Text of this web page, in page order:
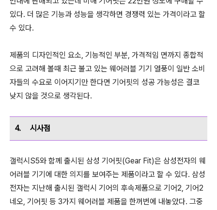
있다. 더 많은 기능과 성능을 생각하면 경쟁력 있는 가격이라고 할
수 있다.
제품의 디자인적인 요소, 기능적인 부분, 가격적임 면까지 종합적
으로 고려해 볼때 최근 불고 있는 웨어러블 기기 열풍이 일반 소비
자들의 수요로 이어지기만 한다면 기어핏의 성공 가능성은 결코
낮지 않을 것으로 생각된다.
4. 시사점
갤럭시S5와 함께 출시된 삼성 기어핏(Gear Fit)은 삼성전자의 웨
어러블 기기에 대한 의지를 보여주는 제품이라고 할 수 있다. 삼성
전자는 지난해 출시된 갤럭시 기어의 후속제품으로 기어2, 기어2
네오, 기어핏 등 3가지 웨어러블 제품을 한꺼번에 내놓았다. 그중